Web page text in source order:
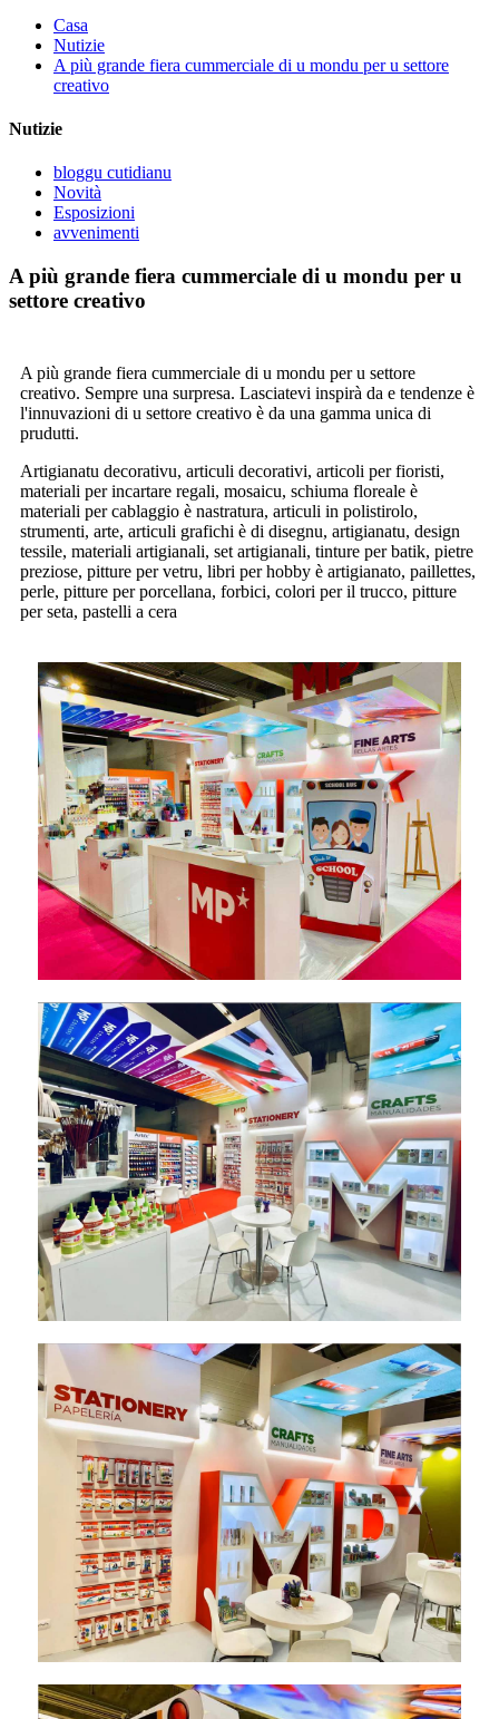
Casa
Nutizie
A più grande fiera cummerciale di u mondu per u settore
creativo
Nutizie
bloggu cutidianu
Novità
Esposizioni
avvenimenti
A più grande fiera cummerciale di u mondu per u
settore creativo
A più grande fiera cummerciale di u mondu per u settore
creativo. Sempre una surpresa. Lasciatevi inspirà da e tendenze è
l'innuvazioni di u settore creativo è da una gamma unica di
prudutti.
Artigianatu decorativu, articuli decorativi, articoli per fioristi,
materiali per incartare regali, mosaicu, schiuma floreale è
materiali per cablaggio è nastratura, articuli in polistirolo,
strumenti, arte, articuli grafichi è di disegnu, artigianatu, design
tessile, materiali artigianali, set artigianali, tinture per batik, pietre
preziose, pitture per vetru, libri per hobby è artigianato, paillettes,
perle, pitture per porcellana, forbici, colori per il trucco, pitture
per seta, pastelli a cera